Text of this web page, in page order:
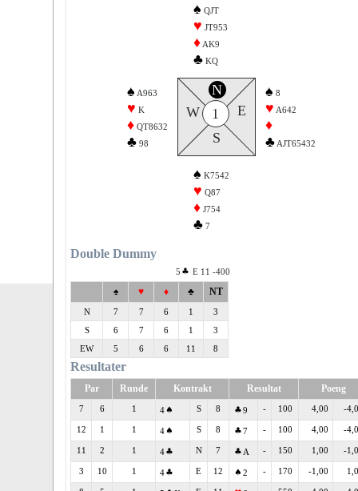
♠ QJT
♥ JT953
♦ AK9
♣ KQ
♠ A963
♥ K
♦ QT8632
♣ 98
N
S
W E
1
♠ 8
♥ A642
♦
♣ AJT65432
♠ K7542
♥ Q87
♦ J754
♣ 7
Double Dummy
5 E 11 -400
♠ ♥ ♦ ♣ NT
N 7 7 6 1
3
S
6 7 6 1
3
EW
5 6 6 11 8
Resultater
Par Runde Kontrakt Resultat Poeng
7 6 1 4 S 8 9 - 100 4,00 -
12 1 1 4 S 8 7 - 100 4,00 -
11 2 1 4 N 7 A - 150 1,00 -
3 10 1 4 E 12 2 - 170 -1,00